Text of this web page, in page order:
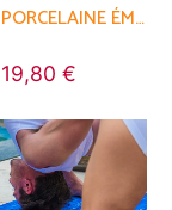
LOTA EN PORCELAINE ÉMAILLÉE 250ML
19,80 €